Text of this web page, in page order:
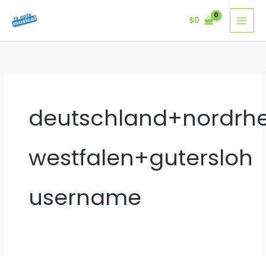
$0
westfalen+gutersloh
username